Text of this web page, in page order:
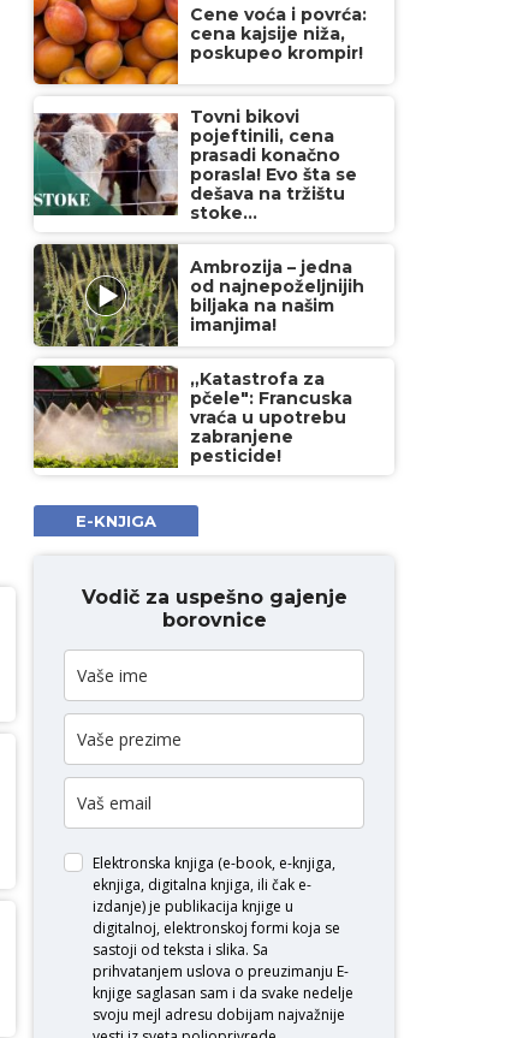
Cene voća i povrća:
cena kajsije niža,
poskupeo krompir!
Tovni bikovi
pojeftinili, cena
prasadi konačno
porasla! Evo šta se
dešava na tržištu
stoke...
Ambrozija – jedna
od najnepoželjnijih
biljaka na našim
imanjima!
„Katastrofa za
pčele": Francuska
vraća u upotrebu
zabranjene
pesticide!
E-KNJIGA
Vodič za uspešno gajenje
borovnice
Elektronska knjiga (e-book, e-knjiga,
eknjiga, digitalna knjiga, ili čak e-
izdanje) je publikacija knjige u
digitalnoj, elektronskoj formi koja se
sastoji od teksta i slika. Sa
prihvatanjem uslova o preuzimanju E-
knjige saglasan sam i da svake nedelje
svoju mejl adresu dobijam najvažnije